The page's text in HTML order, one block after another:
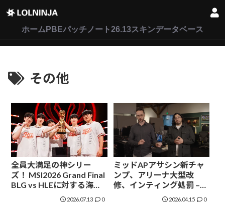
ホーム PBEパッチノート26.13スキンデータベース
その他
全員大満足の神シリー
ズ！ MSI2026 Grand Final
BLG vs HLEに対する海外
2026.07.13 0
ミッドAPアサシン新チャ
ンプ、アリーナ大型改
修、インティング処罰 –
2026シーズン２の変更点
まとめと海外の反応
2026.04.15 0